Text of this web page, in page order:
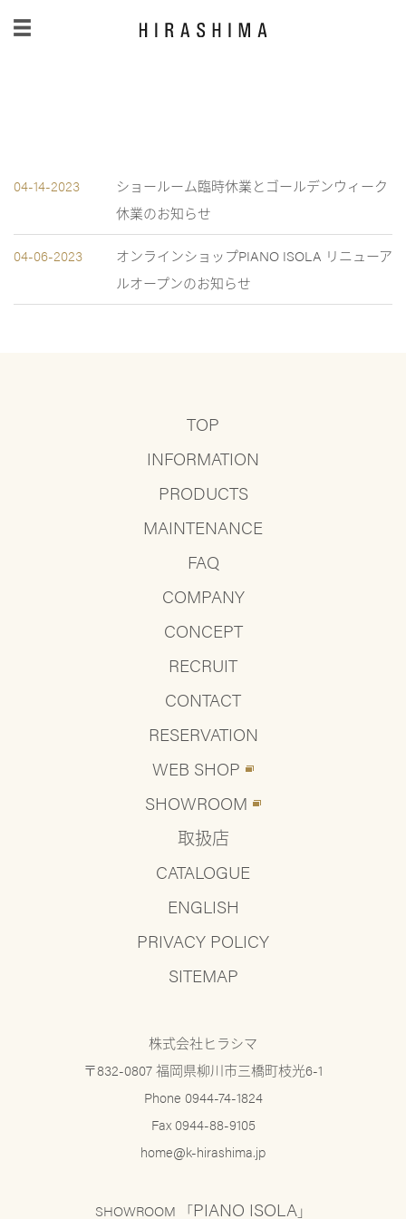
04-14-2023
ショールーム臨時休業とゴールデンウィーク
休業のお知らせ
04-06-2023
オンラインショップPIANO ISOLA リニューア
ルオープンのお知らせ
TOP
INFORMATION
PRODUCTS
MAINTENANCE
FAQ
COMPANY
CONCEPT
RECRUIT
CONTACT
RESERVATION
WEB SHOP
SHOWROOM
取扱店
CATALOGUE
ENGLISH
PRIVACY POLICY
SITEMAP
株式会社ヒラシマ
〒832-0807 福岡県柳川市三橋町枝光6-1
Phone 0944-74-1824
Fax 0944-88-9105
home@k-hirashima.jp
SHOWROOM 「PIANO ISOLA」